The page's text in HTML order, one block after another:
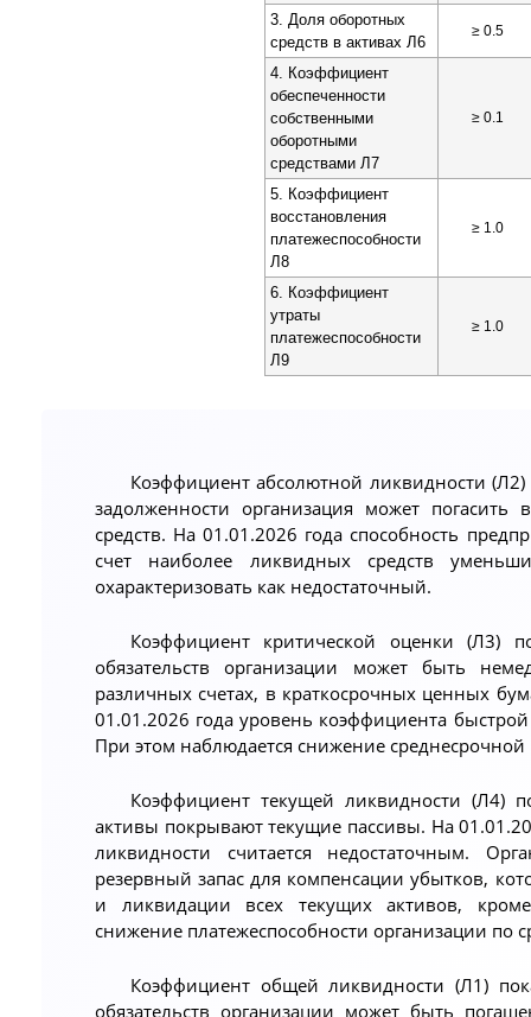
3. Доля оборотных
средств в активах Л6
≥ 0.5
4. Коэффициент
обеспеченности
собственными
оборотными
средствами Л7
≥ 0.1
5. Коэффициент
восстановления
платежеспособности
Л8
≥ 1.0
6. Коэффициент
утраты
платежеспособности
Л9
≥ 1.0
Коэффициент абсолютной ликвидности (Л2)
задолженности организация может
средств. На 01.01.2026 года способность
счет наиболее ликвидных средств
охарактеризовать как недостаточный.
Коэффициент критической оценки (Л3)
обязательств организации может быть
различных счетах, в краткосрочных ценных
01.01.2026 года уровень коэффициента
При этом наблюдается снижение среднесрочной
Коэффициент текущей ликвидности (Л4)
активы покрывают текущие пассивы. На
ликвидности считается недостаточным.
резервный запас для компенсации убытков,
и ликвидации всех текущих активов,
снижение платежеспособности организации по
Коэффициент общей ликвидности (Л1)
обязательств организации может быть